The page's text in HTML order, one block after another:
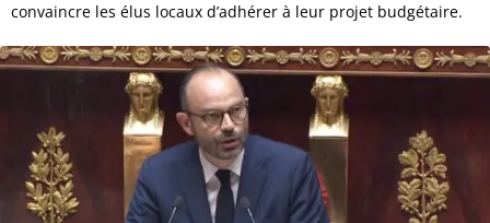
convaincre les élus locaux d’adhérer à leur projet budgétaire.